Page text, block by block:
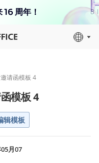
周年！
请函模板 4
模板 4
辑模板
月07